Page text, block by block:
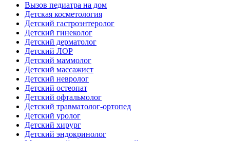
Вызов педиатра на дом
Детская косметология
Детский гастроэнтеролог
Детский гинеколог
Детский дерматолог
Детский ЛОР
Детский маммолог
Детский массажист
Детский невролог
Детский остеопат
Детский офтальмолог
Детский травматолог-ортопед
Детский уролог
Детский хирург
Детский эндокринолог